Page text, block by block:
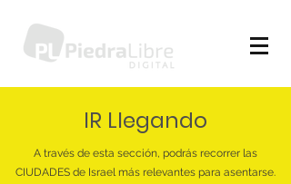
IR Llegando
A través de esta sección, podrás recorrer las
CIUDADES de Israel más relevantes para asentarse.